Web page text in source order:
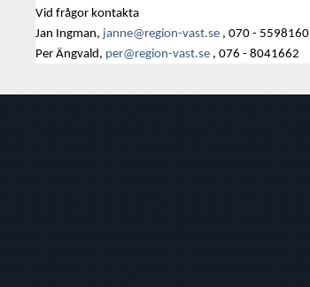
Vid frågor kontakta
Jan Ingman, janne@region-vast.se , 070 - 5598160
Per Ängvald, per@region-vast.se , 076 - 8041662